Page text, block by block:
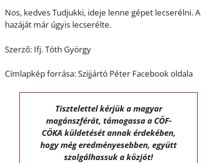
Nos, kedves Tudjukki, ideje lenne gépet lecserélni. A
hazáját már úgyis lecserélte.
Szerző: Ifj. Tóth György
Címlapkép forrása: Szijjártó Péter Facebook oldala
Tisztelettel kérjük a magyar
magánszférát, támogassa a CÖF-
CÖKA küldetését annak érdekében,
hogy még eredményesebben, együtt
szolgálhassuk a közjót!